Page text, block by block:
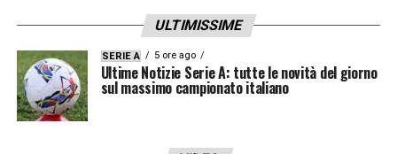
almeno vallo a vedere, testa di c***o
urlato dall’allenatore verso il direttore di gara,
colpevole di non aver rivisto un episodio
dubbio al VAR.
ULTIMISSIME
SERIE A 5 ore ago
Ultime Notizie Serie A: tutte le novità del giorno
sul massimo campionato italiano